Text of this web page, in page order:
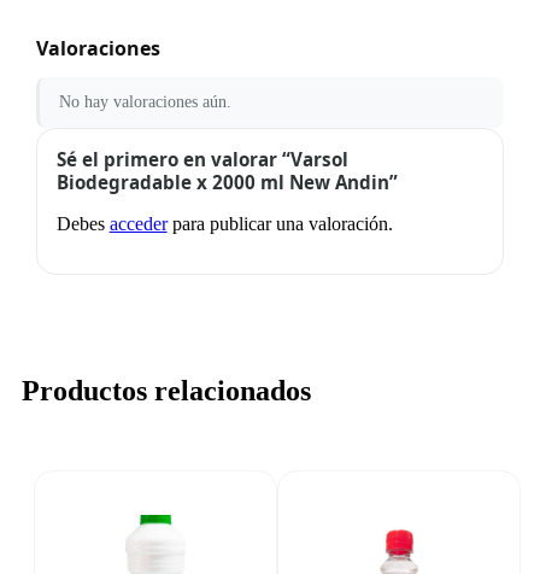
Valoraciones
No hay valoraciones aún.
Sé el primero en valorar “Varsol
Biodegradable x 2000 ml New Andin”
Debes accederpara publicar una valoración.
Productos relacionados